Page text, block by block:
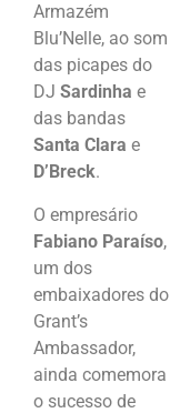
Armazém
Blu’Nelle, ao som
das picapes do
DJ Sardinha e
das bandas
Santa Clara e
D’Breck.
O empresário
Fabiano Paraíso,
um dos
embaixadores do
Grant’s
Ambassador,
ainda comemora
o sucesso de